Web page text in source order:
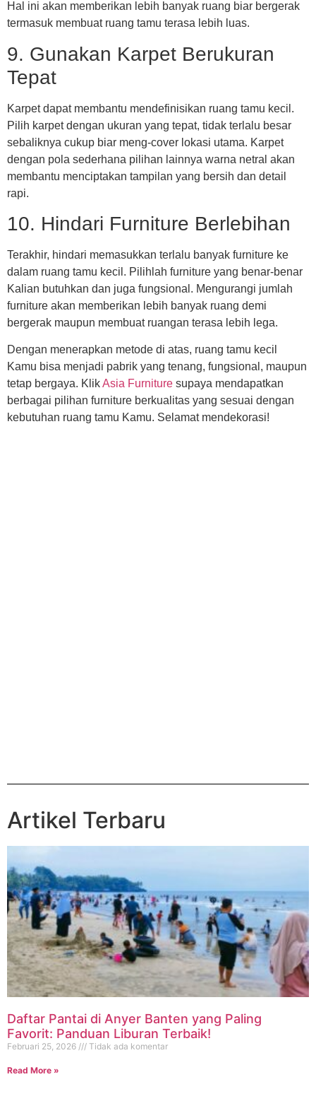
Hal ini akan memberikan lebih banyak ruang biar bergerak
termasuk membuat ruang tamu terasa lebih luas.
9. Gunakan Karpet Berukuran
Tepat
Karpet dapat membantu mendefinisikan ruang tamu kecil.
Pilih karpet dengan ukuran yang tepat, tidak terlalu besar
sebaliknya cukup biar meng-cover lokasi utama. Karpet
dengan pola sederhana pilihan lainnya warna netral akan
membantu menciptakan tampilan yang bersih dan detail
rapi.
10. Hindari Furniture Berlebihan
Terakhir, hindari memasukkan terlalu banyak furniture ke
dalam ruang tamu kecil. Pilihlah furniture yang benar-benar
Kalian butuhkan dan juga fungsional. Mengurangi jumlah
furniture akan memberikan lebih banyak ruang demi
bergerak maupun membuat ruangan terasa lebih lega.
Dengan menerapkan metode di atas, ruang tamu kecil
Kamu bisa menjadi pabrik yang tenang, fungsional, maupun
tetap bergaya. KlikAsia Furniture supaya mendapatkan
berbagai pilihan furniture berkualitas yang sesuai dengan
kebutuhan ruang tamu Kamu. Selamat mendekorasi!
Artikel Terbaru
Daftar Pantai di Anyer Banten yang Paling
Favorit: Panduan Liburan Terbaik!
Februari 25, 2026 Tidak ada komentar
Read More »